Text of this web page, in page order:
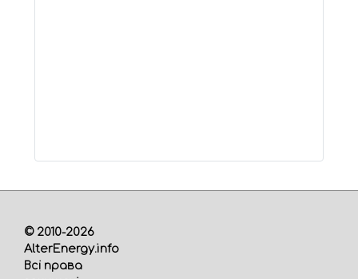
© 2010-2026
AlterEnergy.info
Всі права